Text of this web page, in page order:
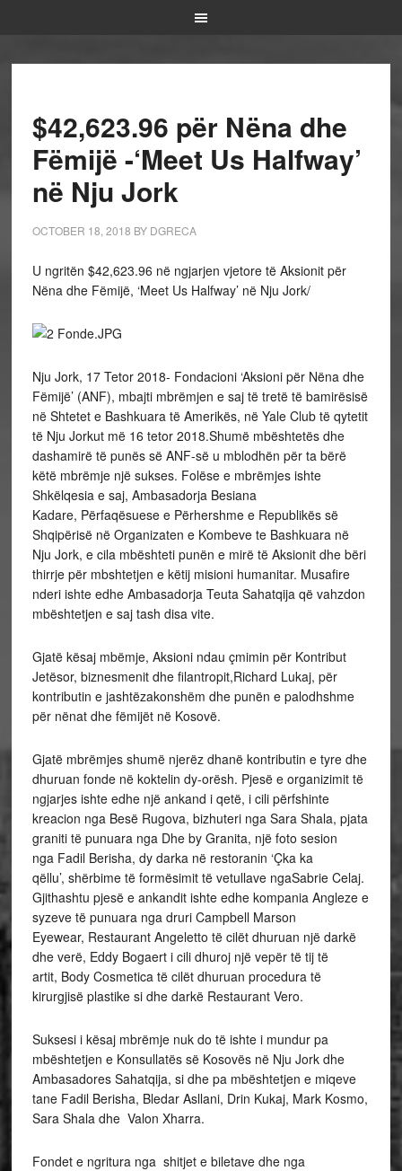
$42,623.96 për Nëna dhe
Fëmijë -‘Meet Us Halfway’
në Nju Jork
OCTOBER 18, 2018 BY DGRECA
U ngritën $42,623.96 në ngjarjen vjetore të Aksionit për
Nëna dhe Fëmijë, ‘Meet Us Halfway’ në Nju Jork/
Nju Jork, 17 Tetor 2018- Fondacioni ‘Aksioni për Nëna dhe
Fëmijë’ (ANF), mbajti mbrëmjen e saj të tretë të bamirësisë
në Shtetet e Bashkuara të Amerikës, në Yale Club të qytetit
të Nju Jorkut më 16 tetor 2018.Shumë mbështetës dhe
dashamirë të punës së ANF-së u mblodhën për ta bërë
këtë mbrëmje një sukses. Folëse e mbrëmjes ishte
Shkëlqesia e saj, Ambasadorja Besiana
Kadare, Përfaqësuese e Përhershme e Republikës së
Shqipërisë në Organizaten e Kombeve te Bashkuara në
Nju Jork, e cila mbështeti punën e mirë të Aksionit dhe bëri
thirrje për mbshtetjen e këtij misioni humanitar. Musafire
nderi ishte edhe Ambasadorja Teuta Sahatqija që vahzdon
mbështetjen e saj tash disa vite.
Gjatë kësaj mbëmje, Aksioni ndau çmimin për Kontribut
Jetësor, biznesmenit dhe filantropit,Richard Lukaj, për
kontributin e jashtëzakonshëm dhe punën e palodhshme
për nënat dhe fëmijët në Kosovë.
Gjatë mbrëmjes shumë njerëz dhanë kontributin e tyre dhe
dhuruan fonde në koktelin dy-orësh. Pjesë e organizimit të
ngjarjes ishte edhe një ankand i qetë, i cili përfshinte
kreacion nga Besë Rugova, bizhuteri nga Sara Shala, pjata
graniti të punuara nga Dhe by Granita, një foto sesion
nga Fadil Berisha, dy darka në restoranin ‘Çka ka
qëllu’, shërbime të formësimit të vetullave ngaSabrie Celaj.
Gjithashtu pjesë e ankandit ishte edhe kompania Angleze e
syzeve të punuara nga druri Campbell Marson
Eyewear, Restaurant Angeletto të cilët dhuruan një darkë
dhe verë, Eddy Bogaert i cili dhuroj një vepër të tij të
artit, Body Cosmetica të cilët dhuruan procedura të
kirurgjisë plastike si dhe darkë Restaurant Vero.
Suksesi i kësaj mbrëmje nuk do të ishte i mundur pa
mbështetjen e Konsullatës së Kosovës në Nju Jork dhe
Ambasadores Sahatqija, si dhe pa mbështetjen e miqeve
tane Fadil Berisha, Bledar Asllani, Drin Kukaj, Mark Kosmo,
Sara Shala dhe Valon Xharra.
Fondet e ngritura nga shitjet e biletave dhe nga